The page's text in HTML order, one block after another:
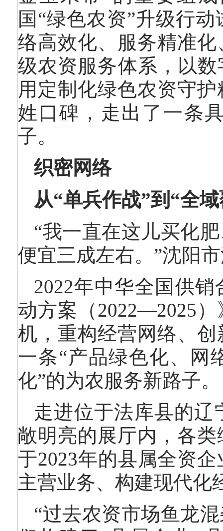
国“绿色农资”升级行
络高效化、服务精准
级农资服务体系，以
用定制化绿色农资守
姓口碑，走出了一条
子。
织密网络
从“单兵作战”到“全
“我一直在这儿买化
便宜三成左右。”沈阳
2022年中华全国供
动方案（2022—2025
机，重构经营网络、
一条“产品绿色化、网
化”的为农服务新路子。
走进位于法库县的
敞明亮的展厅内，各
于2023年的县属全资
主营业务、构建现代化
“过去农资市场鱼龙